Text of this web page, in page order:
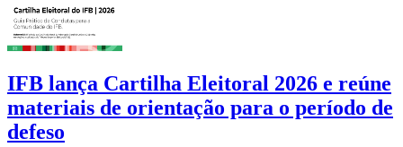
IFB lança Cartilha Eleitoral 2026 e reúne
materiais de orientação para o período de
defeso